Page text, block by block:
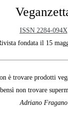
ISSN 2284-094X
fondata il 15
è trovare prodotti
bensì non trovare
Adriano Fragano